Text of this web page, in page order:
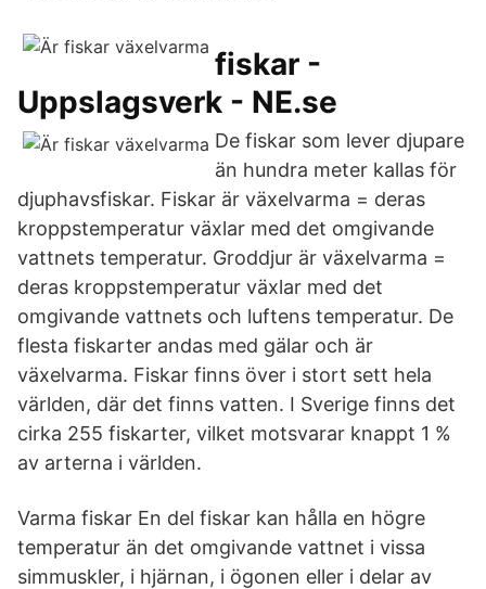
fiskar -
Uppslagsverk - NE.se
De fiskar som lever djupare
än hundra meter kallas för
djuphavsfiskar. Fiskar är växelvarma = deras
kroppstemperatur växlar med det omgivande
vattnets temperatur. Groddjur är växelvarma =
deras kroppstemperatur växlar med det
omgivande vattnets och luftens temperatur. De
flesta fiskarter andas med gälar och är
växelvarma. Fiskar finns över i stort sett hela
världen, där det finns vatten. I Sverige finns det
cirka 255 fiskarter, vilket motsvarar knappt 1 %
av arterna i världen.
Varma fiskar En del fiskar kan hålla en högre
temperatur än det omgivande vattnet i vissa
simmuskler, i hjärnan, i ögonen eller i delar av